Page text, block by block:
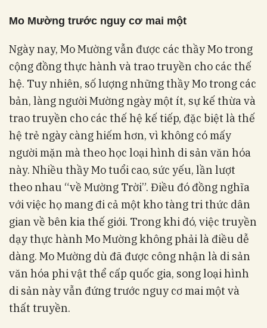
Mo Mường trước nguy cơ mai một
Ngày nay, Mo Mường vẫn được các thầy Mo trong
cộng đồng thực hành và trao truyền cho các thế
hệ. Tuy nhiên, số lượng những thầy Mo trong các
bản, làng người Mường ngày một ít, sự kế thừa và
trao truyền cho các thế hệ kế tiếp, đặc biệt là thế
hệ trẻ ngày càng hiếm hơn, vì không có mấy
người mặn mà theo học loại hình di sản văn hóa
này. Nhiều thầy Mo tuổi cao, sức yếu, lần lượt
theo nhau “về Mường Trời”. Điều đó đồng nghĩa
với việc họ mang đi cả một kho tàng tri thức dân
gian về bên kia thế giới. Trong khi đó, việc truyền
dạy thực hành Mo Mường không phải là điều dễ
dàng. Mo Mường dù đã được công nhận là di sản
văn hóa phi vật thể cấp quốc gia, song loại hình
di sản này vẫn đứng trước nguy cơ mai một và
thất truyền.